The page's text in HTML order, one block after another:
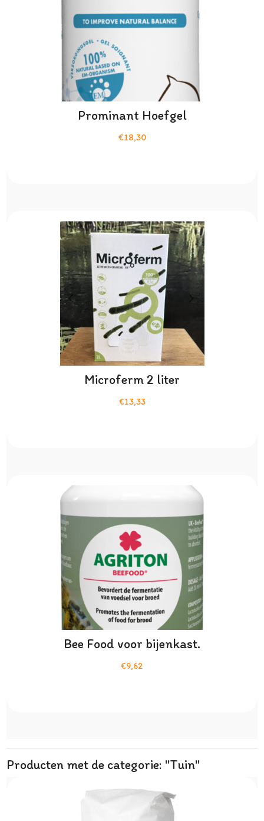
Prominant Hoefgel
€18,30
Microferm 2 liter
€13,33
Bee Food voor bijenkast.
€9,62
Producten met de categorie: "Tuin"